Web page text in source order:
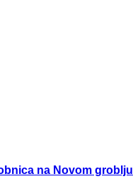
na Novom groblju